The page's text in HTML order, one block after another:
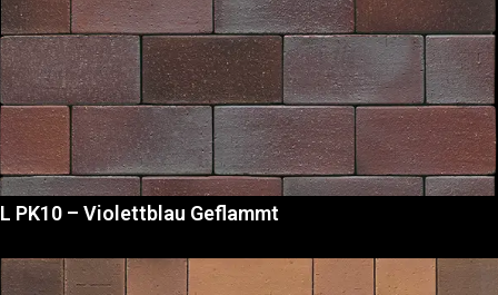
L PK10 – Violettblau Geflammt